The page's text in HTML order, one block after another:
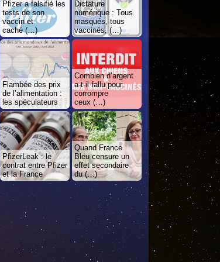
Pfizer a falsifié les
tests de son
vaccin et
caché (…)
Dictature
numérique : Tous
masqués, tous
vaccinés, (…)
Flambée des prix
de l’alimentation :
les spéculateurs
Combien d’argent
a-t-il fallu pour
corrompre
ceux (…)
PfizerLeak : le
contrat entre Pfizer
et la France
Quand France
Bleu censure un
effet secondaire
du (…)